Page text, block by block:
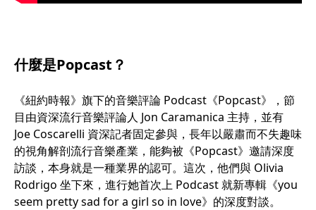
什麼是Popcast？
《紐約時報》旗下的音樂評論 Podcast《Popcast》，節
目由資深流行音樂評論人 Jon Caramanica 主持，並有
Joe Coscarelli 資深記者固定參與，長年以嚴肅而不失趣味
的視角解剖流行音樂產業，能夠被《Popcast》邀請深度
訪談，本身就是一種業界的認可。這次，他們與 Olivia
Rodrigo 坐下來，進行她首次上 Podcast 就新專輯《you
seem pretty sad for a girl so in love》的深度對談。